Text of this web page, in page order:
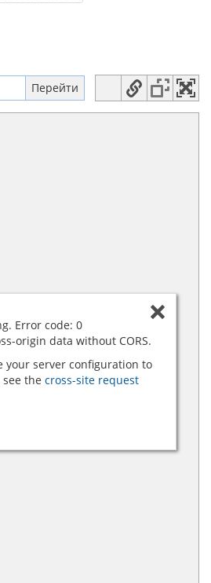
Error code: 0
origin data without CORS.
your server configuration to
see the cross-site request